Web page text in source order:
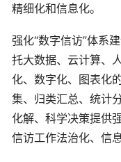
精细化和信息化。
强化“数字信访”体系
托大数据、云计算、
化、数字化、图表化
集、归类汇总、统计
化解、科学决策提供
信访工作法治化、信